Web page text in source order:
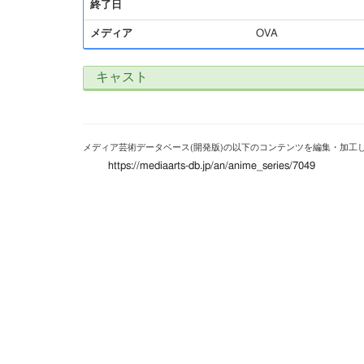
終了日
メディア OVA
キャスト
メディア芸術データベース(開発版)の以下のコンテンツを編集・加工
https://mediaarts-db.jp/an/anime_series/7049